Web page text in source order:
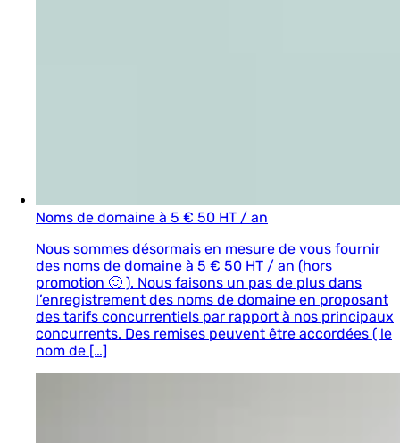
Noms de domaine à 5 € 50 HT / an
Nous sommes désormais en mesure de vous fournir
des noms de domaine à 5 € 50 HT / an (hors
promotion 🙂 ). Nous faisons un pas de plus dans
l’enregistrement des noms de domaine en proposant
des tarifs concurrentiels par rapport à nos principaux
concurrents. Des remises peuvent être accordées ( le
nom de […]